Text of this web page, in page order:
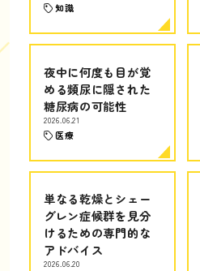
知識
夜中に何度も目が覚
める頻尿に隠された
糖尿病の可能性
2026.06.21
医療
単なる乾燥とシェー
グレン症候群を見分
けるための専門的な
アドバイス
2026.06.20